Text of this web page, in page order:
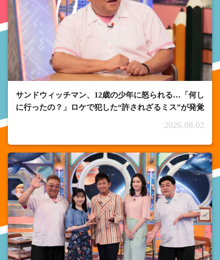
サンドウィッチマン、12歳の少年に怒られる…「何し
に行ったの？」ロケで犯した“許されざるミス”が発覚
2026.08.02